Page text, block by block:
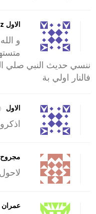
الاول wwwzzz
و
ننسي حديث النبي صلي
فالنار اولي بة
الاول
مجروح
عمران